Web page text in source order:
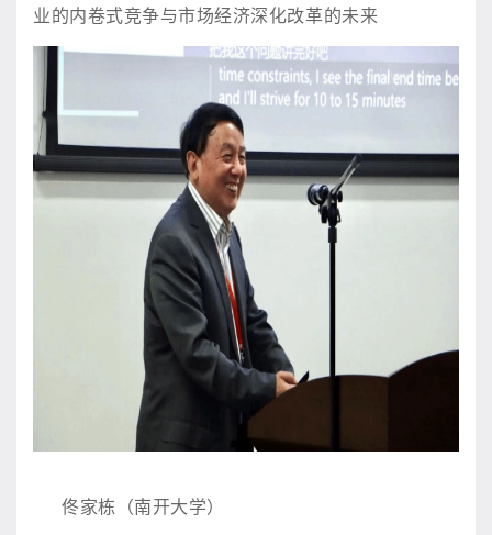
业的内卷式竞争与市场经济深化改革的未来
佟家栋（南开大学）